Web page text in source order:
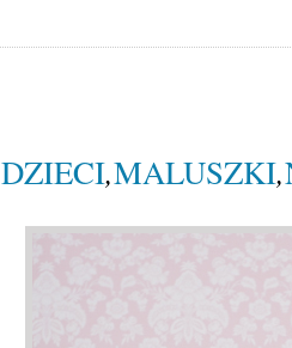
DZIECI,MALUSZKI,